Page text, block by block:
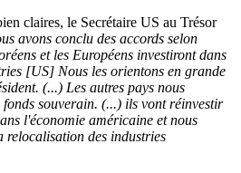
claires, le Secrétaire US au Trésor
avons conclu des accords selon
et les Européens investiront dans
[US] Nous les orientons en grande
(...) Les autres pays nous
fonds souverain. (...) ils vont réinvestir
l'économie américaine et nous
relocalisation des industries